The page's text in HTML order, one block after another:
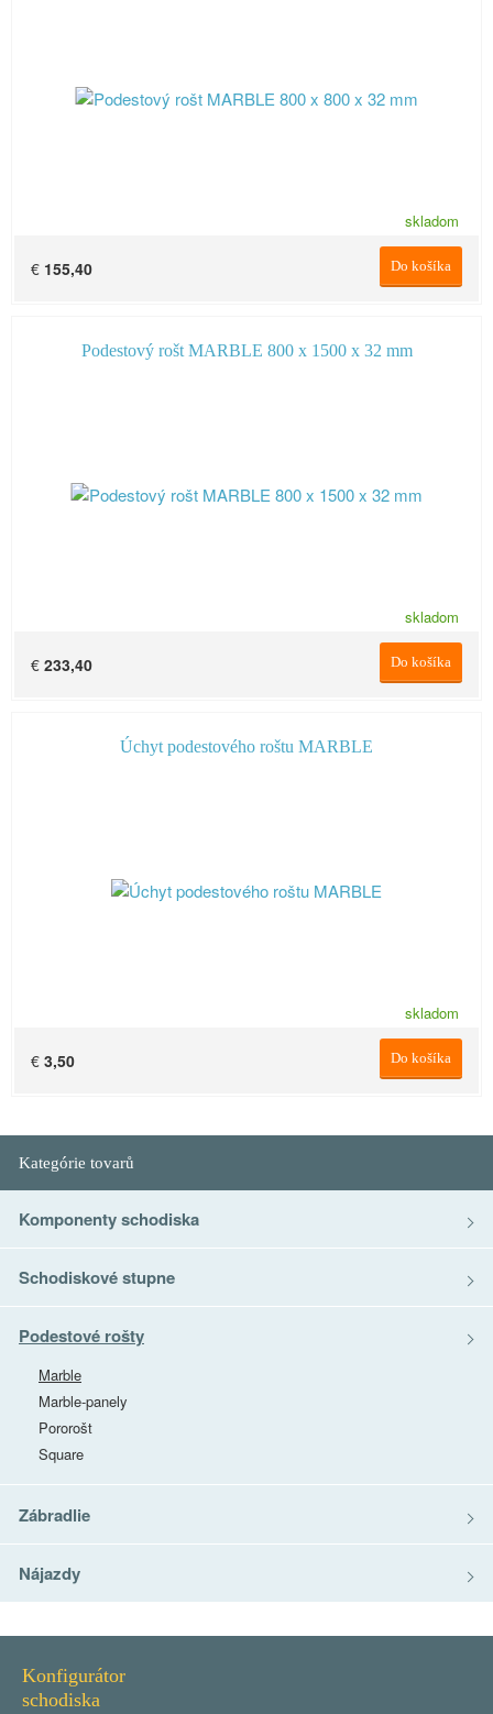
skladom
Do košíka
€ 155,40
Podestový rošt MARBLE 800 x 1500 x 32 mm
skladom
Do košíka
€ 233,40
Úchyt podestového roštu MARBLE
skladom
Do košíka
€ 3,50
Kategórie tovarů
Komponenty schodiska
Schodiskové stupne
Podestové rošty
Marble
Marble-panely
Pororošt
Square
Zábradlie
Nájazdy
Konfigurátor
schodiska